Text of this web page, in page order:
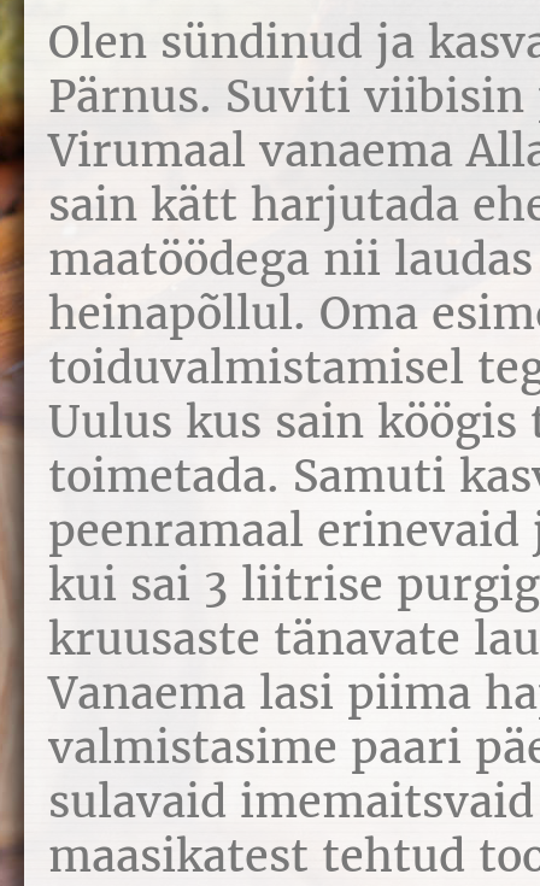
Olen sündinud ja
Pärnus. Suviti
Virumaal vanaema
sain kätt harjutada
maatöödega nii
heinapõllul. Oma
toiduvalmistamisel
Uulus kus sain
toimetada. Samuti
peenramaal
kui sai 3 liitrise
kruusaste tänavate
Vanaema lasi piima
valmistasime paari
sulavaid
maasikatest tehtud